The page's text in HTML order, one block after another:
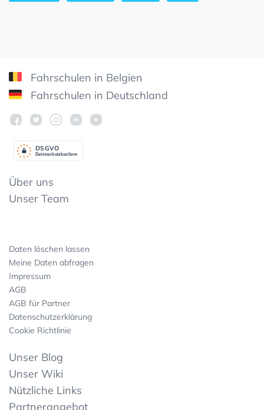
Fahrschulen in Belgien
Fahrschulen in Deutschland
Datenschutzkonform
DSGVO
Über uns
Unser Team
Daten löschen lassen
Meine Daten abfragen
Impressum
AGB
AGB für Partner
Datenschutzerklärung
Cookie Richtlinie
Unser Blog
Unser Wiki
Nützliche Links
Partnerangebot